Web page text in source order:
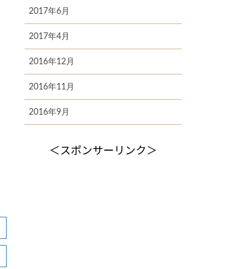
2017年6月
2017年4月
2016年12月
2016年11月
2016年9月
＜スポンサーリンク＞